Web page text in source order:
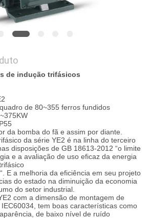
de indução trifásicos
de 80~355 ferros fundidos
da bomba do fã e assim por diante.
da série YE2 é na linha do terceiro
disposições de GB 18613-2012 “o limite
e a avaliação de uso eficaz da energia
E a melhoria da eficiência em seu projeto
do estado na diminuição da economia
do setor industrial.
com a dimensão de montagem de
tem boas características como
de baixo nível de ruído